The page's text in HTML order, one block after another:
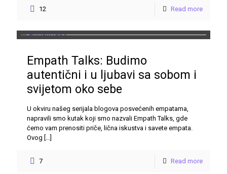
12 Read more
Empath Talks: Budimo
autentični i u ljubavi sa sobom i
svijetom oko sebe
U okviru našeg serijala blogova posvećenih empatama,
napravili smo kutak koji smo nazvali Empath Talks, gde
ćemo vam prenositi priče, lična iskustva i savete empata.
Ovog […]
7 Read more